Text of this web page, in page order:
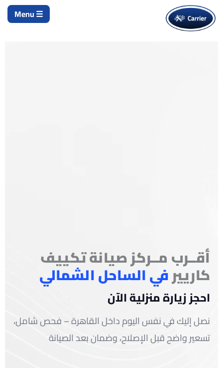
☰ Menu
أقــرب مــركز صيانة تكييف
كارييرفي الساحل الشمالي
احجز زيارة منزلية الآن
نصل إليك في نفس اليوم داخل القاهرة – فحص شامل،
تسعير واضح قبل الإصلاح، وضمان بعد الصيانة